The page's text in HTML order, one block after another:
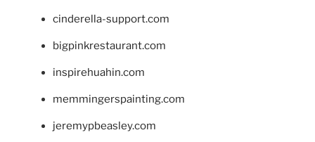
cinderella-support.com
bigpinkrestaurant.com
inspirehuahin.com
memmingerspainting.com
jeremypbeasley.com